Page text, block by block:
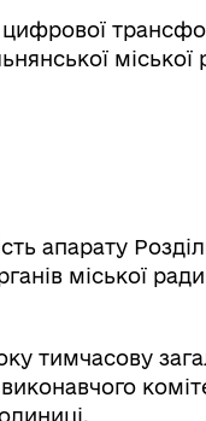
цифрової
міської
апарату
міської
тимчасову